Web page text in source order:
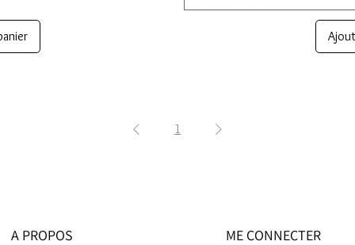
1
A PROPOS ME CONNECTER